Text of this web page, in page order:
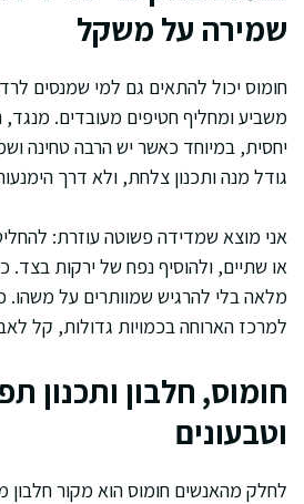
שמירה על משקל
חומוס יכול להתאים גם למי שמנסים
משביע ומחליף חטיפים מעובדים. מנגד,
יחסית, במיוחד כאשר יש הרבה טחינה
גודל מנה ותכנון צלחת, ולא דרך
אני מוצא שמדידה פשוטה עוזרת:
או שתיים, ולהוסיף נפח של ירקות בצד.
מלאה בלי להרגיש שמוותרים על משהו.
למרכז הארוחה בכמויות גדולות, קל
חומוס, חלבון ותכנון
וטבעונים
לחלק מהאנשים חומוס הוא מקור חלבון